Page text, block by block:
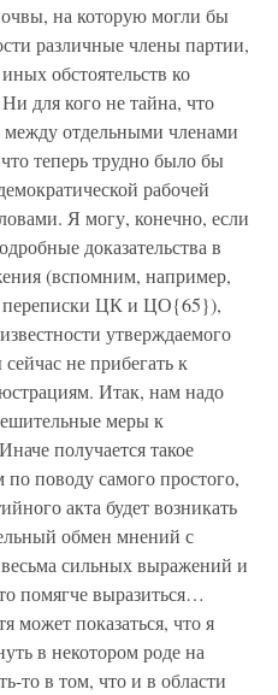
на которую могли бы
различные члены партии,
обстоятельств ко
для кого не тайна, что
отдельными членами
теперь трудно было бы
рабочей
Я могу, конечно, если
доказательства в
(вспомним, например,
переписки ЦК и ЦО{65}),
утверждаемого
не прибегать к
Итак, нам надо
меры к
получается такое
поводу самого простого,
акта будет возникать
обмен мнений с
сильных выражений и
помягче выразиться…
показаться, что я
в некотором роде на
то в том, что и в области